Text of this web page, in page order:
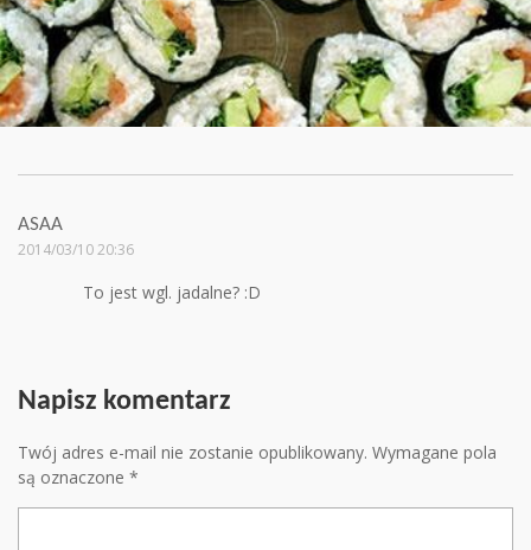
ASAA
2014/03/10 20:36
To jest wgl. jadalne? :D
Napisz komentarz
Twój adres e-mail nie zostanie opublikowany. Wymagane pola
są oznaczone *